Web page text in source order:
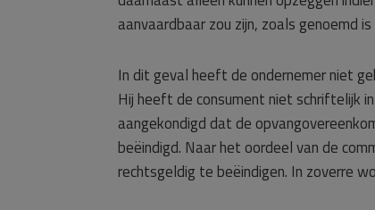
aanvaardbaar zou zijn, zoals genoemd
In dit geval heeft de ondernemer niet
Hij heeft de consument niet schriftelijk
aangekondigd dat de
beëindigd. Naar het oordeel van de
rechtsgeldig te beëindigen. In zoverre